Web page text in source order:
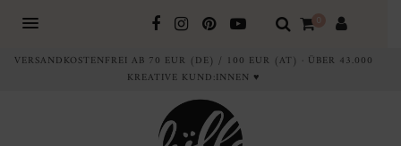
0
VERSANDKOSTENFREI AB 70 EUR (DE) / 100 EUR (AT) · ÜBER 43.000
KREATIVE KUND:INNEN ♥